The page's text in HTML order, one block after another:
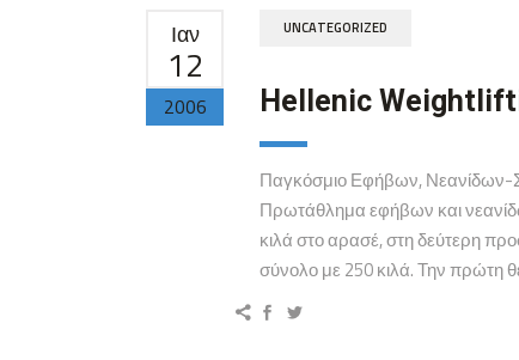
Ιαν
12
2006
UNCATEGORIZED
Hellenic
Παγκόσμιο Εφήβων, Νεανίδων-
Πρωτάθλημα εφήβων και
κιλά στο αρασέ, στη δεύτερη
σύνολο με 250 κιλά. Την πρώτη